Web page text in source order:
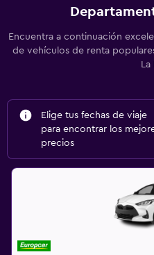
Encuentra a continuación
de vehículos de renta
La
Elige tus fechas de viaje
para encontrar los
precios